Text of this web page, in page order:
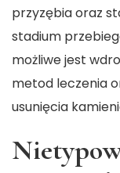
przyzębia oraz
stadium
możliwe jest
metod leczenia
usunięcia